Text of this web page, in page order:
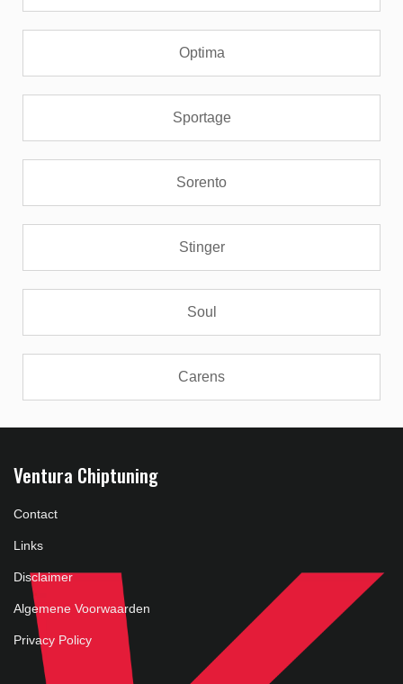
Optima
Sportage
Sorento
Stinger
Soul
Carens
Ventura Chiptuning
Contact
Links
Disclaimer
Algemene Voorwaarden
Privacy Policy